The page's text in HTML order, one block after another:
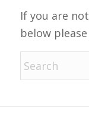
If you are
below